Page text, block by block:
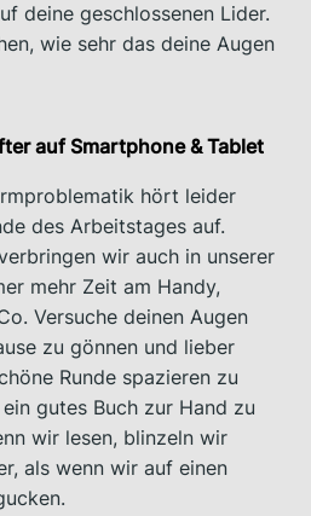
deine geschlossenen Lider.
wie sehr das deine Augen
auf Smartphone & Tablet
hört leider
des Arbeitstages auf.
wir auch in unserer
mehr Zeit am Handy,
Versuche deinen Augen
zu gönnen und lieber
Runde spazieren zu
gutes Buch zur Hand zu
wir lesen, blinzeln wir
als wenn wir auf einen